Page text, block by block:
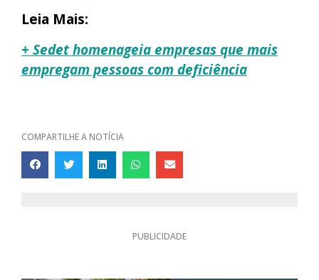
Leia Mais:
+ Sedet homenageia empresas que mais
empregam pessoas com deficiência
COMPARTILHE A NOTÍCIA
PUBLICIDADE